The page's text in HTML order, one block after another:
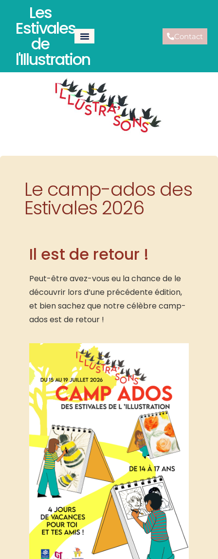
Les
Estivales
de
l'Illustration
Contact
Le camp-ados des
Estivales 2026
Il est de retour !
Peut-être avez-vous eu la chance de le
découvrir lors d’une précédente édition,
et bien sachez que notre célèbre camp-
ados est de retour !